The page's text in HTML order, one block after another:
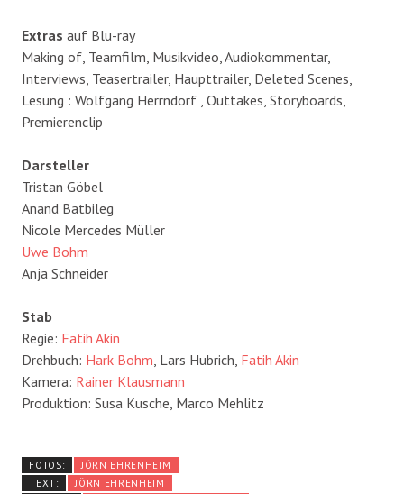
Extras auf Blu-ray
Making of, Teamfilm, Musikvideo, Audiokommentar,
Interviews, Teasertrailer, Haupttrailer, Deleted Scenes,
Lesung : Wolfgang Herrndorf , Outtakes, Storyboards,
Premierenclip
Darsteller
Tristan Göbel
Anand Batbileg
Nicole Mercedes Müller
Uwe Bohm
Anja Schneider
Stab
Regie: Fatih Akin
Drehbuch: Hark Bohm, Lars Hubrich, Fatih Akin
Kamera: Rainer Klausmann
Produktion: Susa Kusche, Marco Mehlitz
FOTOS:
JÖRN EHRENHEIM
TEXT:
JÖRN EHRENHEIM